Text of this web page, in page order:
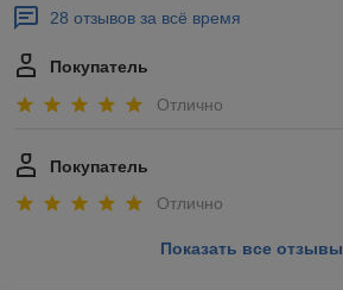
28 отзывов за всё время
Покупатель
Отлично
Покупатель
Отлично
Показать все отзывы